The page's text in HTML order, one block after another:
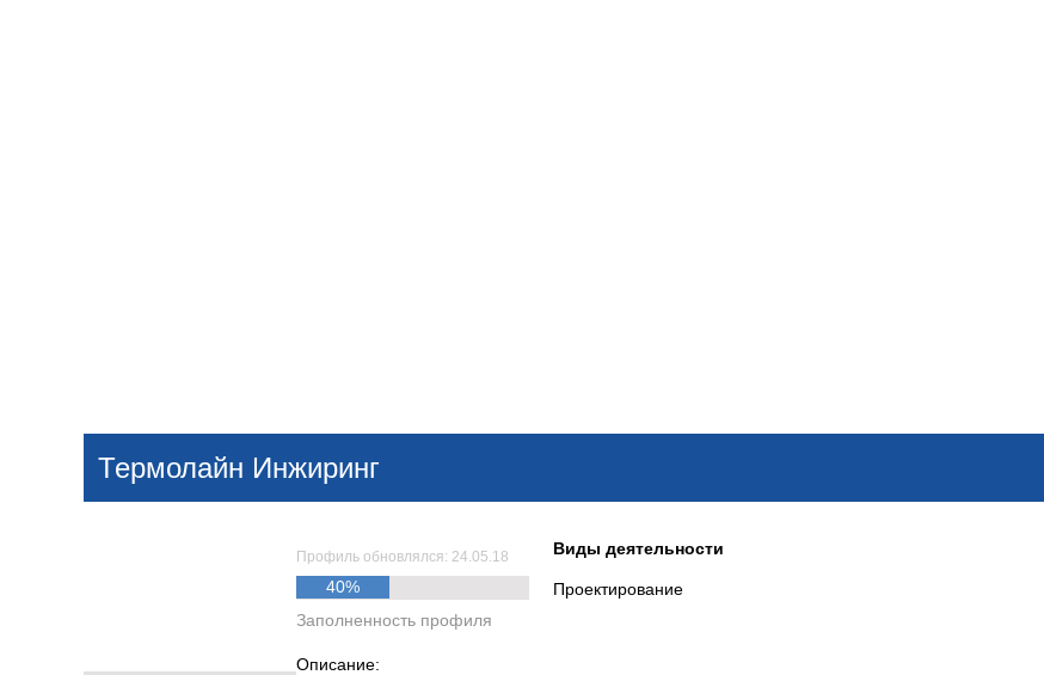
Поиск
СТАТЬИ
Термолайн Инжиринг
Профиль обновлялся: 24.05.18
40%
Заполненность профиля
Виды деятельности
Проектирование
Описание: